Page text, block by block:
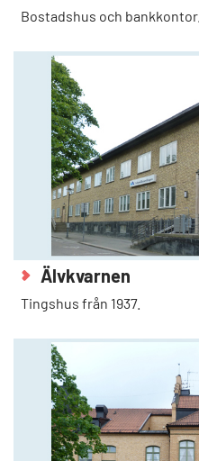
Bostadshus och bankkontor.
Älvkvarnen
Tingshus från 1937.